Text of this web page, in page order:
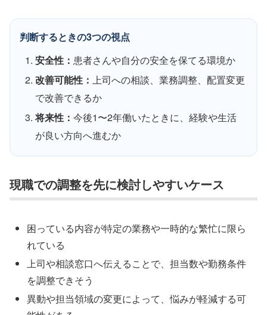
判断するときの3つの視点
安全性： 患者さんや自分の安全を保てる環境か
改善可能性： 上司への相談、業務調整、配置変更
で改善できるか
将来性： 今後1〜2年働いたときに、経験や生活
が良い方向へ進むか
現職での調整を先に検討しやすいケース
困っている内容が特定の業務や一時的な繁忙に限ら
れている
上司や相談窓口へ伝えることで、担当数や勤務条件
を調整できそう
異動や担当領域の変更によって、悩みが軽減する可